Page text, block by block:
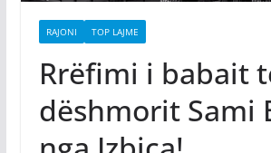
RAJONI TOP LAJME
Rrëfimi i babait
dëshmorit Sami